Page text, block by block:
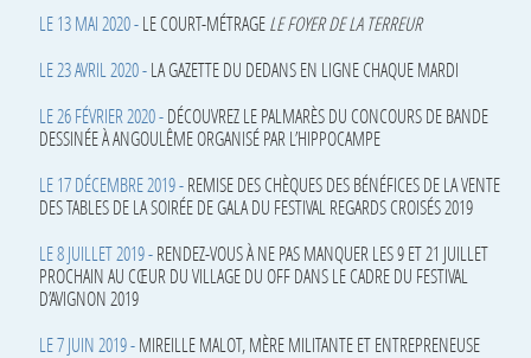
LE 13 MAI 2020 -LE COURT-MÉTRAGELE FOYER DE LA TERREUR
LE 23 AVRIL 2020 -LA GAZETTE DU DEDANS EN LIGNE CHAQUE MARDI
LE 26 FÉVRIER 2020 -DÉCOUVREZ LE PALMARÈS DU CONCOURS DE BANDE
DESSINÉE À ANGOULÊME ORGANISÉ PAR L’HIPPOCAMPE
LE 17 DÉCEMBRE 2019 -REMISE DES CHÈQUES DES BÉNÉFICES DE LA VENTE
DES TABLES DE LA SOIRÉE DE GALA DU FESTIVAL REGARDS CROISÉS 2019
LE 8 JUILLET 2019 -RENDEZ-VOUS À NE PAS MANQUER LES 9 ET 21 JUILLET
PROCHAIN AU CŒUR DU VILLAGE DU OFF DANS LE CADRE DU FESTIVAL
D’AVIGNON 2019
LE 7 JUIN 2019 -MIREILLE MALOT, MÈRE MILITANTE ET ENTREPRENEUSE